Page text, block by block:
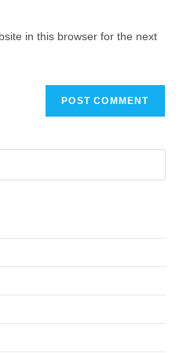
in this browser for the next